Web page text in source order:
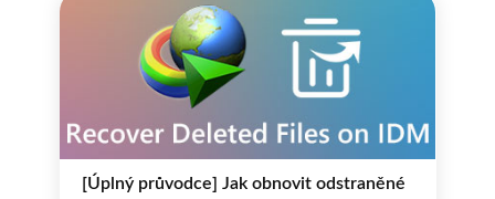
[Úplný průvodce] Jak obnovit odstraněné